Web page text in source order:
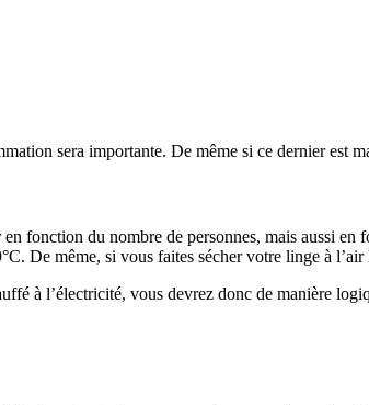
sera importante. De même si ce dernier est
fonction du nombre de personnes, mais aussi
De même, si vous faites sécher votre linge à
à l’électricité, vous devrez donc de manière